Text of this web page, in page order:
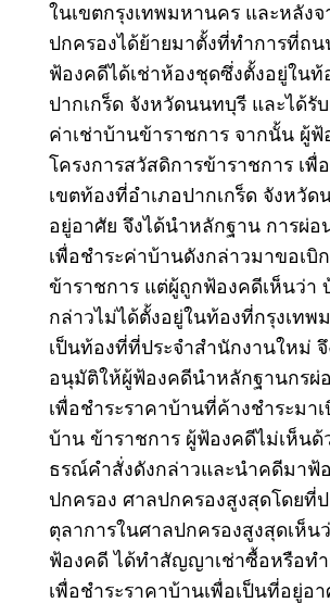
ในเขตกรุงเทพมหานคร และหลังจ
ปกครองได้ย้ายมาตั้งที่ทําการที่ถ
ฟ้องคดีได้เช่าห้องชุดซึ่งตั้งอยู่ในท้
ปากเกร็ด จังหวัดนนทบุรี และได้รั
ค่าเช่าบ้านข้าราชการ จากนั้น ผู้ฟ้
โครงการสวัสดิการข้าราชการ เ
เขตท้องที่อําเภอปากเกร็ด จังหวัด
อยู่อาศัย จึงได้นําหลักฐาน การผ่อ
เพื่อชําระค่าบ้านดังกล่าวมาขอเบิ
ข้าราชการ แต่ผู้ถูกฟ้องคดีเห็นว่า
กล่าวไม่ได้ตั้งอยู่ในท้องที่กรุงเทพ
เป็นท้องที่ที่ประจําสํานักงานใหม่
อนุมัติให้ผู้ฟ้องคดีนําหลักฐานกรผ่
เพื่อชําระราคาบ้านที่ค้างชําระมาเ
บ้าน ข้าราชการ ผู้ฟ้องคดีไม่เห็นด้
ธรณ์คําสั่งดังกล่าวและนําคดีมาฟ้
ปกครอง ศาลปกครองสูงสุดโดยที่
ตุลาการในศาลปกครองสูงสุดเห็น
ฟ้องคดี ได้ทําสัญญาเช่าซื้อหรือทํ
เพื่อชําระราคาบ้านเพื่อเป็นที่อยู่อ